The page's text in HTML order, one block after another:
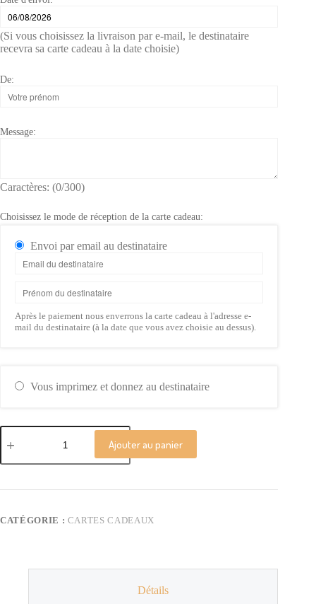
(Si vous choisissez la livraison par e-mail, le destinataire
recevra sa carte cadeau à la date choisie)
De:
Message:
Caractères: (0/300)
Choisissez le mode de réception de la carte cadeau:
Envoi par email au destinataire
Après le paiement nous enverrons la carte cadeau à l'adresse e-
mail du destinataire (à la date que vous avez choisie au dessus).
Vous imprimez et donnez au destinataire
quantité
de
Cadeau
Ajouter au panier
CATÉGORIE : CARTES CADEAUX
Détails